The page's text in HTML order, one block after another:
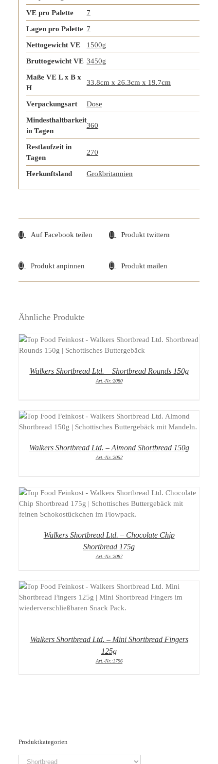
VE pro Palette 7
Lagen pro Palette 7
Nettogewicht VE 1500g
Bruttogewicht VE 3450g
Maße VE L x B x
H
33.8cm x 26.3cm x 19.7cm
Verpackungsart Dose
Mindesthaltbarkeit
in Tagen
360
Restlaufzeit in
Tagen
270
Herkunftsland Großbritannien
Auf Facebook teilen Produkt twittern
Produkt anpinnen Produkt mailen
Ähnliche Produkte
DETAILS
Walkers Shortbread Ltd. – Shortbread Rounds 150g
Art.-Nr.:2080
DETAILS
Walkers Shortbread Ltd. – Almond Shortbread 150g
Art.-Nr.:2052
DETAILS
Walkers Shortbread Ltd. – Chocolate Chip
Shortbread 175g
Art.-Nr.:2087
DETAILS
Walkers Shortbread Ltd. – Mini Shortbread Fingers
125g
Art.-Nr.:1796
Produktkategorien